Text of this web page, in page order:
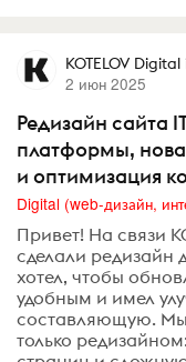
KOTELOV
2 июн 2025
Редизайн сайта
платформы,
и оптимизация
Привет! На связи
сделали редизайн
хотел, чтобы
удобным и имел
составляющую. Мы
только